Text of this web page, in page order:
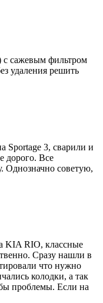
сажевым фильтром
удаления решить
Sportage 3, сварили и
дорого. Все
Однозначно советую,
KIA RIO, классные
Сразу нашли в
что нужно
колодки, а так
проблемы. Если на